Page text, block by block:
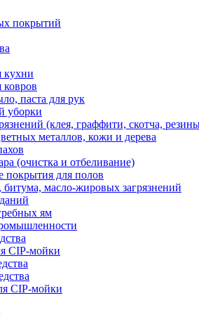
покрытий
кухни
ковров
паста для рук
уборки
(клея, граффити, скотча,
металлов, кожи и дерева
(очистка и отбеливание)
для полов
битума, масло-жировых загрязнений
ям
CIP-мойки
CIP-мойки